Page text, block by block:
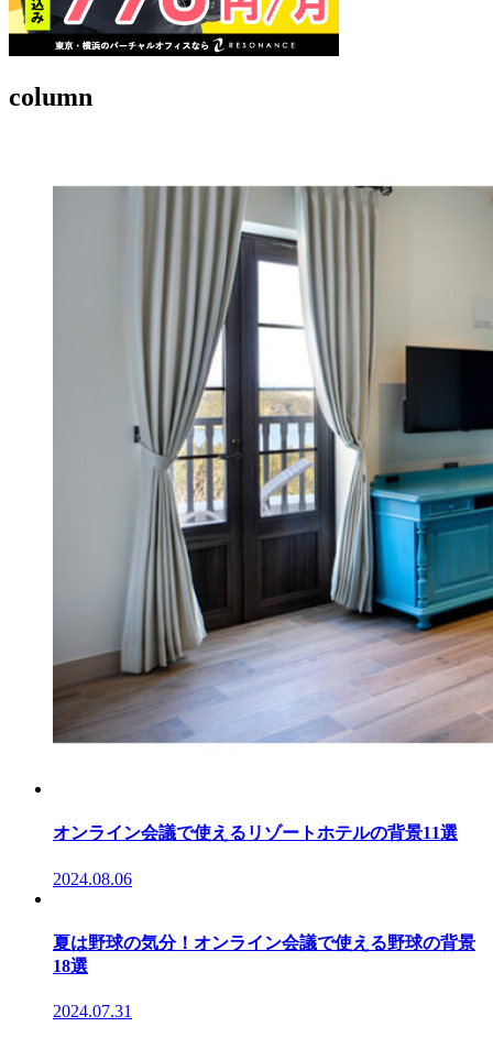
column
オンライン会議で使えるリゾートホテルの背景11選
2024.08.06
夏は野球の気分！オンライン会議で使える野球の背景
18選
2024.07.31